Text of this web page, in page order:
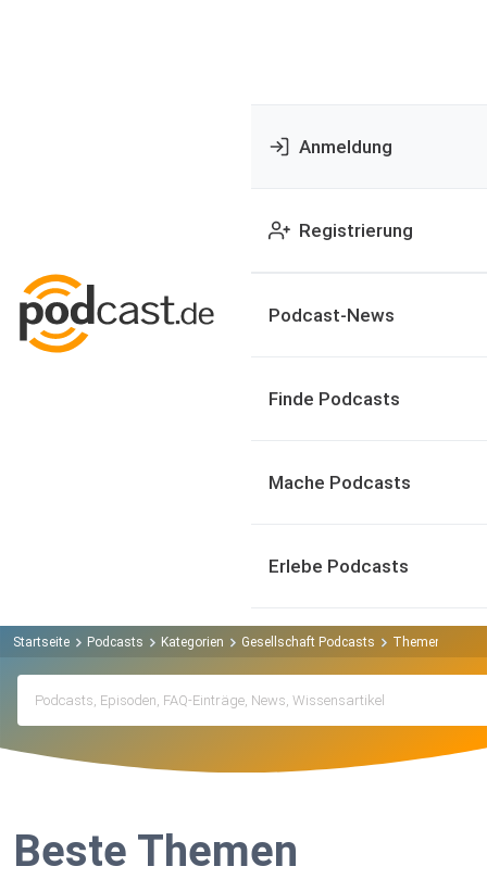
Anmeldung
Registrierung
Podcast-News
Finde Podcasts
Mache Podcasts
Erlebe Podcasts
Startseite Podcasts Kategorien Gesellschaft Podcasts Themen
Beste Themen